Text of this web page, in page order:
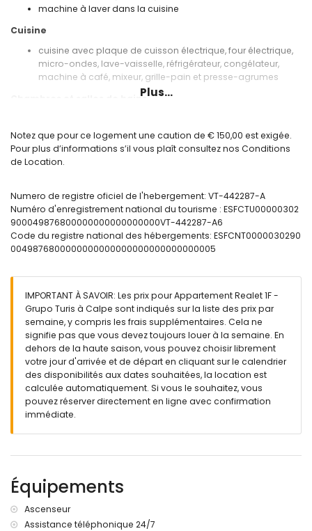
machine à laver dans la cuisine
Cuisine
cuisine avec plaque de cuisson électrique, four électrique,
micro-ondes, lave-vaisselle, réfrigérateur, congélateur,
machine à café, mixeur, grille-pain et presse-agrumes
Chambres et salles de bains
attenante
chambre avec climatisation et 2 lits simples
salle de bains attenante avec lavabo simple, douche et
toilettes
Extérieur de l'appartement
terrain clos
piscine commune en forme de rein
magnifique jardin gazonné avec des arbres
jardin commun gazonné avec des arbres
douche extérieure
place de parking couverte privée
Plus d'informations
plage la plus proche : Cala del Morelló (à moins de 25
mètres de l'appartement)
port le plus proche à moins de 200 mètres de
l'appartement
aéroport le plus proche : El Altet (Alicante) (à moins de 100
100 kilomètres)
animaux de compagnie non autorisés
Le bâtiment où se trouve le logement dispose d'un
ascenseur.
Le logement est très adapté aux familles avec enfants.
Plus...
Notez que pour ce logement une caution de € 150,00 est exigée.
Pour plus d’informations s’il vous plaît consultez nos Conditions
de Location.
Numero de registre oficiel de l'hebergement: VT-442287-A
Numéro d'enregistrement national du tourisme : ESFCTU00000302
900049876800000000000000000VT-442287-A6
Code du registre national des hébergements: ESFCNT0000030290
0049876800000000000000000000000000005
IMPORTANT À SAVOIR: Les prix pour Appartement Realet 1F -
Grupo Turis à Calpe sont indiqués sur la liste des prix par
semaine, y compris les frais supplémentaires. Cela ne
signifie pas que vous devez toujours louer à la semaine. En
dehors de la haute saison, vous pouvez choisir librement
votre jour d'arrivée et de départ en cliquant sur le calendrier
des disponibilités aux dates souhaitées, la location est
calculée automatiquement. Si vous le souhaitez, vous
pouvez réserver directement en ligne avec confirmation
immédiate.
Équipements
Ascenseur
Assistance téléphonique 24/7